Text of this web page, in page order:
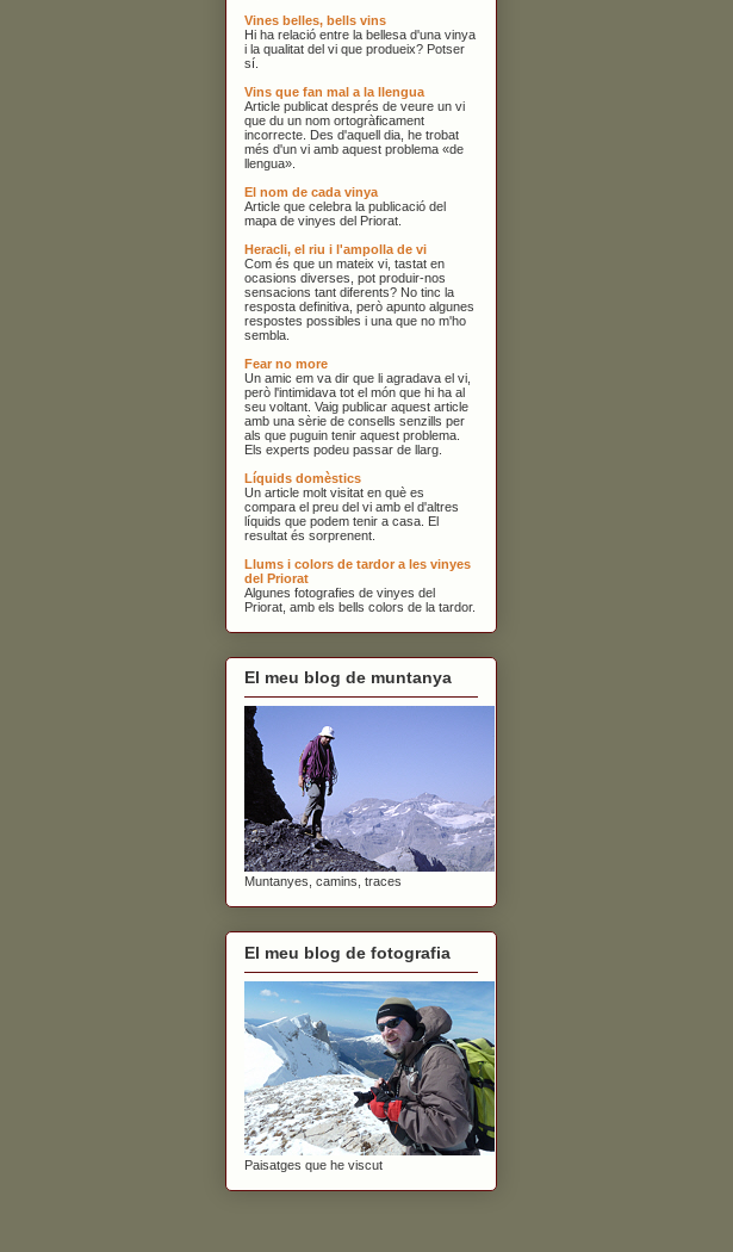
Vines belles, bells vins
Hi ha relació entre la bellesa d'una vinya
i la qualitat del vi que produeix? Potser
sí.
Vins que fan mal a la llengua
Article publicat després de veure un vi
que du un nom ortogràficament
incorrecte. Des d'aquell dia, he trobat
més d'un vi amb aquest problema «de
llengua».
El nom de cada vinya
Article que celebra la publicació del
mapa de vinyes del Priorat.
Heracli, el riu i l'ampolla de vi
Com és que un mateix vi, tastat en
ocasions diverses, pot produir-nos
sensacions tant diferents? No tinc la
resposta definitiva, però apunto algunes
respostes possibles i una que no m'ho
sembla.
Fear no more
Un amic em va dir que li agradava el vi,
però l'intimidava tot el món que hi ha al
seu voltant. Vaig publicar aquest article
amb una sèrie de consells senzills per
als que puguin tenir aquest problema.
Els experts podeu passar de llarg.
Líquids domèstics
Un article molt visitat en què es
compara el preu del vi amb el d'altres
líquids que podem tenir a casa. El
resultat és sorprenent.
Llums i colors de tardor a les vinyes
del Priorat
Algunes fotografies de vinyes del
Priorat, amb els bells colors de la tardor.
El meu blog de muntanya
Muntanyes, camins, traces
El meu blog de fotografia
Paisatges que he viscut